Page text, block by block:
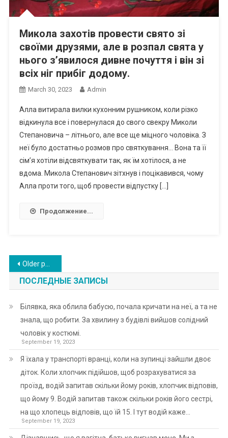
Микола захотів провести свято зі
своїми друзями, але в розпал свята у
нього з’явилося дивне почуття і він зі
всіх ніг прибіг додому.
March 30, 2023 Admin
Алла витирала вилки кухонним рушником, коли різко
відкинула все і повернулася до свого свекру Миколи
Степановича – літнього, але все ще міцного чоловіка. З
неї було достатньо розмов про святкування… Вона та її
сім’я хотіли відсвяткувати так, як їм хотілося, а не
вдома. Микола Степанович зітхнув і поцікавився, чому
Алла проти того, щоб провести відпустку […]
Продолжение...
Posts
navigation
Older posts
ПОСЛЕДНЫЕ ЗАПИСЫ
Білявка, яка облила бабусю, почала кричати на неї, а та не
знала, що робити. За хвилину з будівлі вийшов солідний
чоловік у костюмі.
September 19, 2023
Я їхала у транспорті вранці, коли на зупинці зайшли двоє
діток. Коли хлопчик підійшов, щоб розрахуватися за
проїзд, водій запитав скільки йому років, хлопчик відповів,
що йому 9. Водій запитав також скільки років його сестрі,
на що хлопець відповів, що їй 15. І тут водій каже…
September 19, 2023